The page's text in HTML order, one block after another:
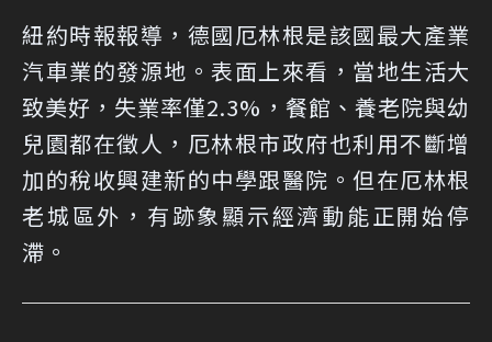
紐約時報報導，德國厄林根是該國最大產業
汽車業的發源地。表面上來看，當地生活大
致美好，失業率僅2.3%，餐館、養老院與幼
兒園都在徵人，厄林根市政府也利用不斷增
加的稅收興建新的中學跟醫院。但在厄林根
老城區外，有跡象顯示經濟動能正開始停
滯。